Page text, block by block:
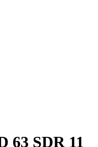
63 SDR 11